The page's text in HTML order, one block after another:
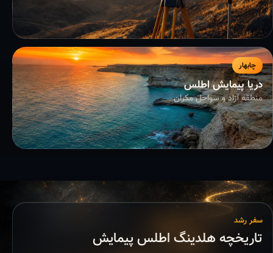
چابهار
دریا پیمایش اطلس
منطقه آزاد و سواحل مکران
سفر رشد
تاریخچه هلدینگ اطلس پیمایش